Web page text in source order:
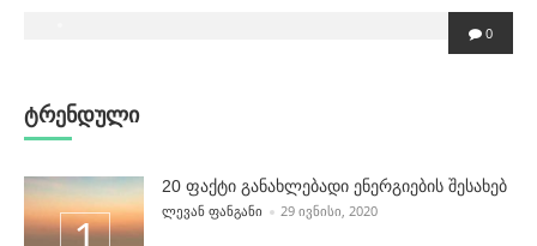
0
ტრენდული
20 ფაქტი განახლებადი ენერგიების შესახებ
POSTED BY
ᲚᲔᲕᲐᲜ ᲤᲐᲜᲒᲐᲜᲘ 29 ᲘᲕᲜᲘᲡᲘ, 2020